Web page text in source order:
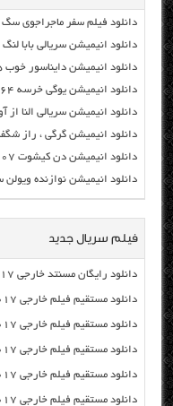
دانلود فیلم سفر ماجراجوی
دانلود انیمیشن سریالی بابا لنگ دراز ۱۹۹۰ با
دانلود انیمیشن دایناسور خوب ۲۰۱۵ با دوبله فارسی
دانلود انیمیشن یوگی خرسه ۱۹۶۴ با لینک مستقیم
دانلود انیمیشن سریالی النا از آوالور ۲۰۱۶ با لینک
دانلود انیمیشن گرگی ، راز شگفت انگیز ۲۰۱۳
دانلود انیمیشن دن کیشوت ۲۰۰۷ با لینک مستقیم
دانلود انیمیشن نوازنده ویولن سل چپ دست
فیلم سریال جدید
دانلود رایگان مسنتد خارجی Britney Ever After 2017 با لینک مستقیم
دانلود مستقیم فیلم خارجی OK Jaanu 2017 از سرور سایت
دانلود مستقیم فیلم خارجی John Wick: Chapter 2 2017 از سرور سایت
دانلود مستقیم فیلم خارجی Cross Wars 2017 از سرور سایت
دانلود مستقیم فیلم خارجی Fifty Shades Darker 2017 از سرور سایت
دانلود مستقیم فیلم خارجی From Straight As 2017 از سرور سایت